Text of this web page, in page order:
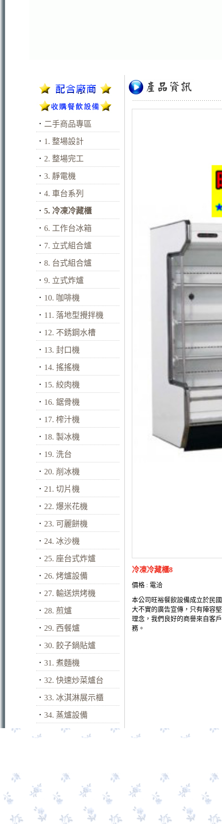
． 二手商品專區
． 1. 整場設計
． 2. 整場完工
． 3. 靜電機
． 4. 車台系列
． 5. 冷凍冷藏櫃
． 6. 工作台冰箱
． 7. 立式組合爐
． 8. 台式組合爐
． 9. 立式炸爐
． 10. 咖啡機
． 11. 落地型攪拌機
． 12. 不銹鋼水槽
． 13. 封口機
． 14. 搖搖機
． 15. 絞肉機
． 16. 鋸骨機
． 17. 榨汁機
． 18. 製冰機
． 19. 洗台
． 20. 削冰機
． 21. 切片機
． 22. 爆米花機
． 23. 可麗餅機
． 24. 冰沙機
． 25. 座台式炸爐
． 26. 烤爐設備
． 27. 輸送烘烤機
． 28. 煎爐
． 29. 西餐爐
． 30. 餃子鍋貼爐
． 31. 煮麵機
． 32. 快速炒菜爐台
． 33. 冰淇淋展示櫃
． 34. 蒸爐設備
冷凍冷藏櫃8
價格 : 電洽
本公司旺裕餐飲設備成立於民
大不實的廣告宣傳，只有陣容
理念，我們良好的商譽來自客
務。